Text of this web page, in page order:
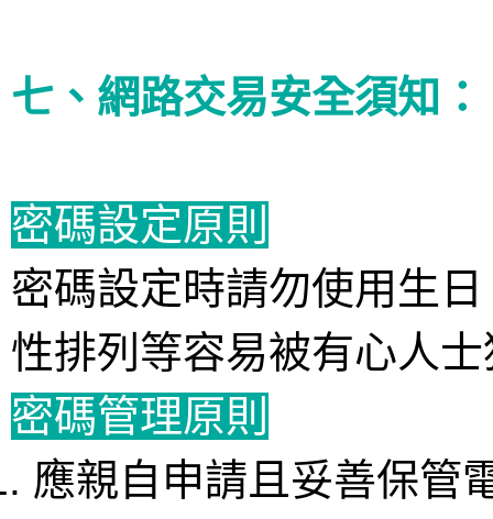
七、網路交易安全須知：
密碼設定原則
密碼設定時請勿使用生
性排列等容易被有心人
密碼管理原則
應親自申請且妥善保管